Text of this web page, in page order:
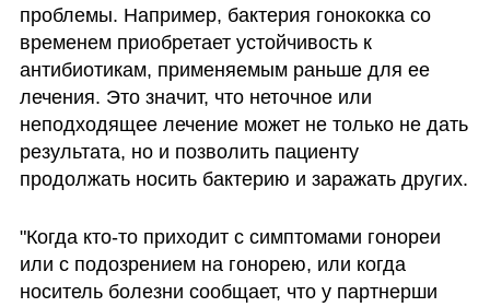
проблемы. Например, бактерия гонококка со
временем приобретает устойчивость к
антибиотикам, применяемым раньше для ее
лечения. Это значит, что неточное или
неподходящее лечение может не только не дать
результата, но и позволить пациенту
"Когда кто-то приходит с симптомами гонореи
или с подозрением на гонорею, или когда
носитель болезни сообщает, что у партнерши